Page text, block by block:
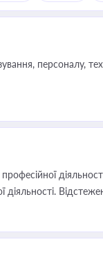
персоналу,
діяльності.
під час
оціночної